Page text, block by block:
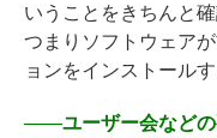
いうことをきちんと
つまりソフトウェア
ョンをインストール
――ユーザー会など